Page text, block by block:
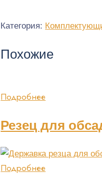
Категория:
Похожие
Подробнее
Резец для
Подробнее